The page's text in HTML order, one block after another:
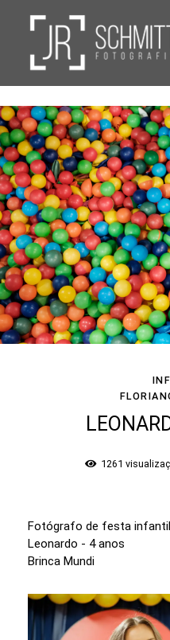
1261
Fotógrafo de festa
Leonardo - 4 anos
Brinca Mundi